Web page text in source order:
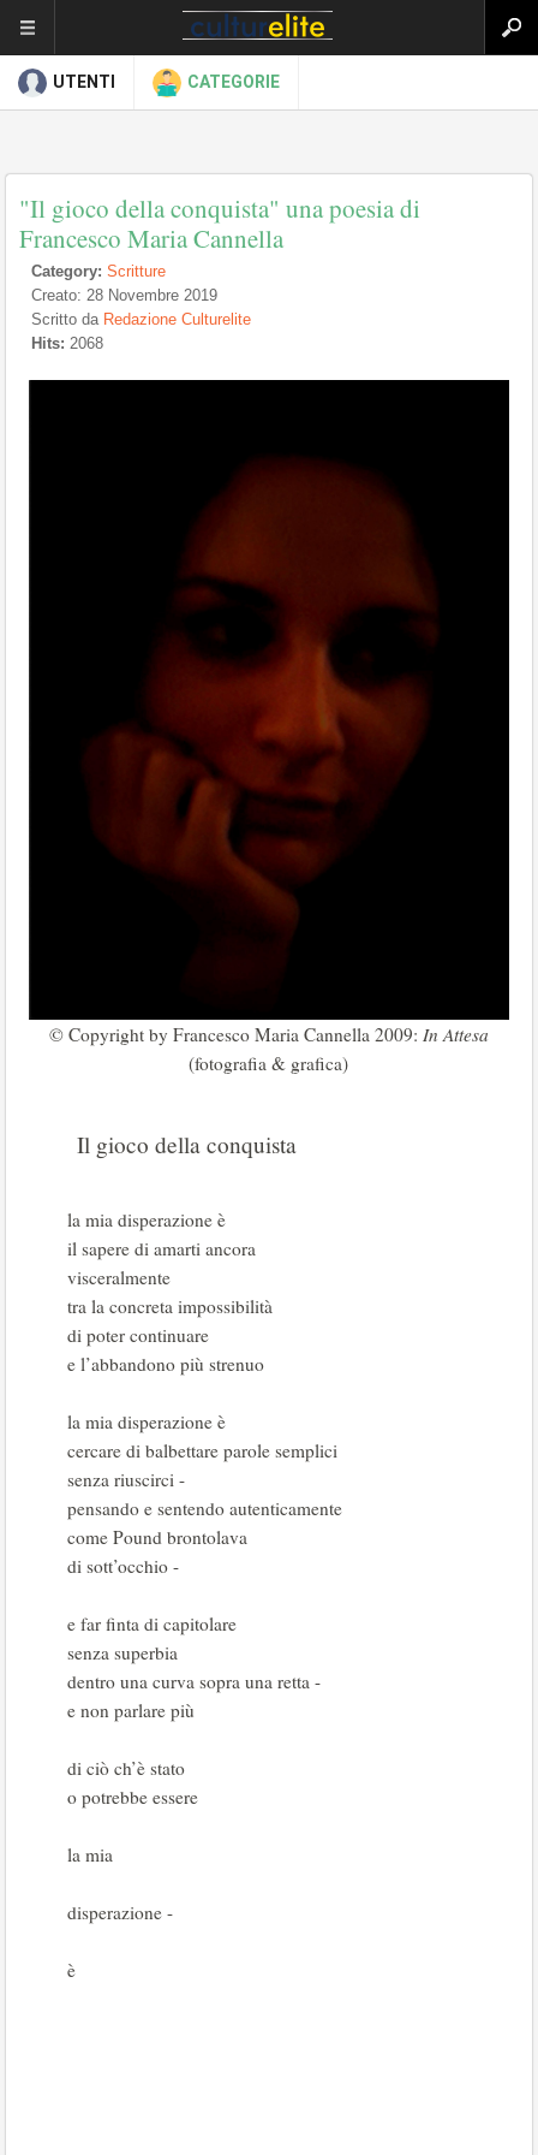
UTENTI CATEGORIE
"Il gioco della conquista" una poesia di
Francesco Maria Cannella
Category: Scritture
Creato: 28 Novembre 2019
Scritto da Redazione Culturelite
Hits: 2068
© Copyright by Francesco Maria Cannella 2009: In Attesa
(fotografia & grafica)
Il gioco della conquista
la mia disperazione è
il sapere di amarti ancora
visceralmente
tra la concreta impossibilità
di poter continuare
e l’abbandono più strenuo
la mia disperazione è
cercare di balbettare parole semplici
senza riuscirci -
pensando e sentendo autenticamente
come Pound brontolava
di sott’occhio -
e far finta di capitolare
senza superbia
dentro una curva sopra una retta -
e non parlare più
di ciò ch’è stato
o potrebbe essere
la mia
disperazione -
è